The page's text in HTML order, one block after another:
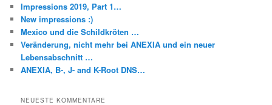
Impressions 2019, Part 1…
New impressions :)
Mexico und die Schildkröten …
Veränderung, nicht mehr bei ANEXIA und ein neuer
Lebensabschnitt …
ANEXIA, B-, J- and K-Root DNS…
NEUESTE KOMMENTARE